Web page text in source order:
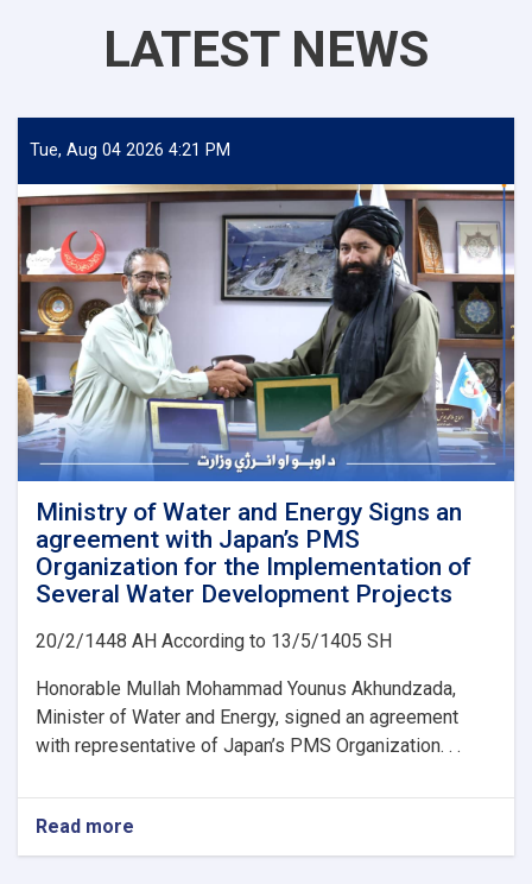
LATEST NEWS
Tue, Aug 04 2026 4:21 PM
Ministry of Water and Energy Signs an
agreement with Japan’s PMS
Organization for the Implementation of
Several Water Development Projects
20/2/1448 AH According to 13/5/1405 SH
Honorable Mullah Mohammad Younus Akhundzada,
Minister of Water and Energy, signed an agreement
with representative of Japan’s PMS Organization. . .
Read more